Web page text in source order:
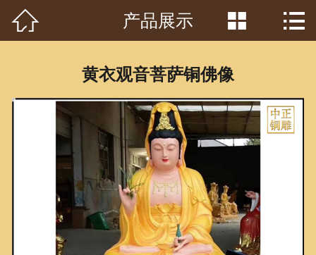
首页
产品中心
常识问答
新闻资讯
 产品展示  
黄衣观音菩萨铜佛像